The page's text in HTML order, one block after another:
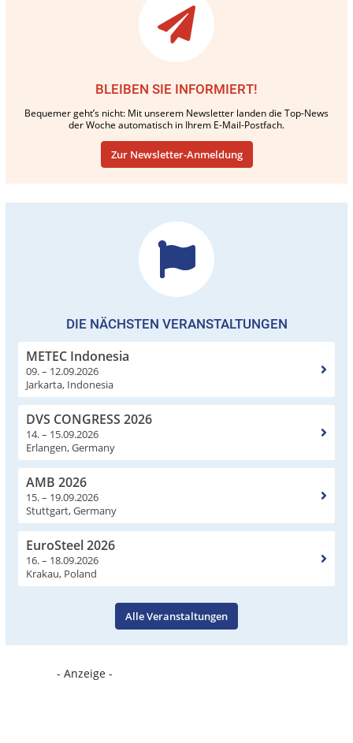
BLEIBEN SIE INFORMIERT!
Bequemer geht’s nicht: Mit unserem Newsletter landen die Top-News
der Woche automatisch in Ihrem E-Mail-Postfach.
Zur Newsletter-Anmeldung
DIE NÄCHSTEN VERANSTALTUNGEN
METEC Indonesia
09. – 12.09.2026
Jarkarta, Indonesia
DVS CONGRESS 2026
14. – 15.09.2026
Erlangen, Germany
AMB 2026
15. – 19.09.2026
Stuttgart, Germany
EuroSteel 2026
16. – 18.09.2026
Krakau, Poland
Alle Veranstaltungen
- Anzeige -